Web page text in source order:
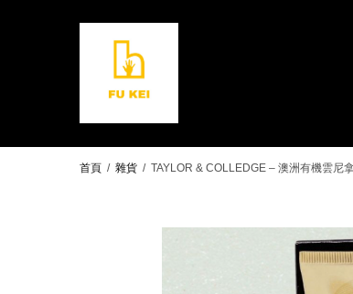
首頁 / 雜貨 / TAYLOR & COLLEDGE – 澳洲有機雲尼